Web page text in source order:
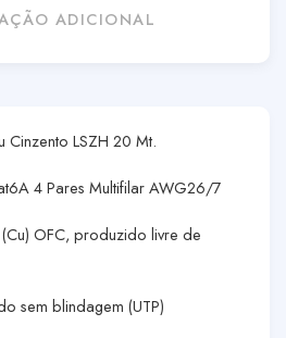
ADICIONAL
Cinzento LSZH 20 Mt.
4 Pares Multifilar AWG26/7
OFC, produzido livre de
sem blindagem (UTP)